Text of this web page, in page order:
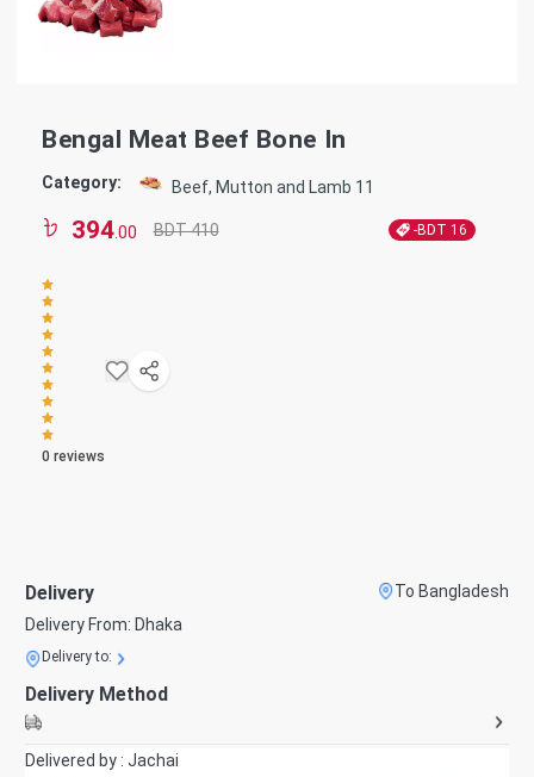
Bengal Meat Beef Bone In
Category: Beef, Mutton and Lamb 11
394.00 BDT 410 -BDT 16
0 reviews
Delivery
To Bangladesh
Delivery From: Dhaka
Delivery to:
Delivery Method
Delivered by : Jachai